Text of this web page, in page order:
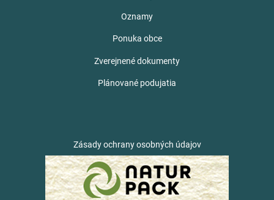
Oznamy
Ponuka obce
Zverejnené dokumenty
Plánované podujatia
Zásady ochrany osobných údajov